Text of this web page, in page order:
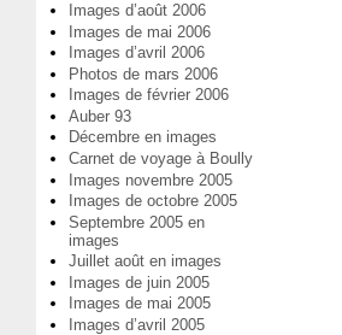
Images d’août 2006
Images de mai 2006
Images d’avril 2006
Photos de mars 2006
Images de février 2006
Auber 93
Décembre en images
Carnet de voyage à Boully
Images novembre 2005
Images de octobre 2005
Septembre 2005 en
images
Juillet août en images
Images de juin 2005
Images de mai 2005
Images d’avril 2005